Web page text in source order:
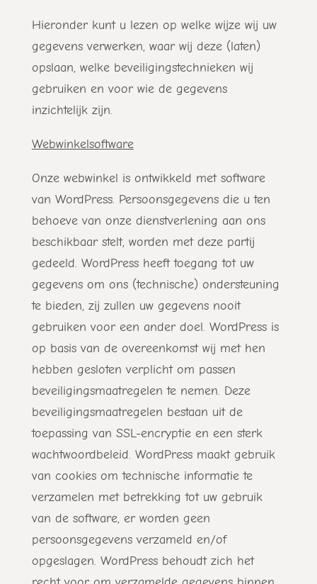
Hieronder kunt u lezen op welke wijze wij uw
gegevens verwerken, waar wij deze (laten)
opslaan, welke beveiligingstechnieken wij
gebruiken en voor wie de gegevens
inzichtelijk zijn.
Webwinkelsoftware
Onze webwinkel is ontwikkeld met software
van WordPress. Persoonsgegevens die u ten
behoeve van onze dienstverlening aan ons
beschikbaar stelt, worden met deze partij
gedeeld. WordPress heeft toegang tot uw
gegevens om ons (technische) ondersteuning
te bieden, zij zullen uw gegevens nooit
gebruiken voor een ander doel. WordPress is
op basis van de overeenkomst wij met hen
hebben gesloten verplicht om passen
beveiligingsmaatregelen te nemen. Deze
beveiligingsmaatregelen bestaan uit de
toepassing van SSL-encryptie en een sterk
wachtwoordbeleid. WordPress maakt gebruik
van cookies om technische informatie te
verzamelen met betrekking tot uw gebruik
van de software, er worden geen
persoonsgegevens verzameld en/of
opgeslagen. WordPress behoudt zich het